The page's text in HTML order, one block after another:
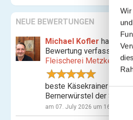
E
i
n
NEUE BEWERTUNGEN
Michael Kofler hat eine
Bewertung verfasst für
Fleischerei Metzker
beste Käsekrainer und
Bernerwürstel der Stadt
am 07. July 2026 um 16:07